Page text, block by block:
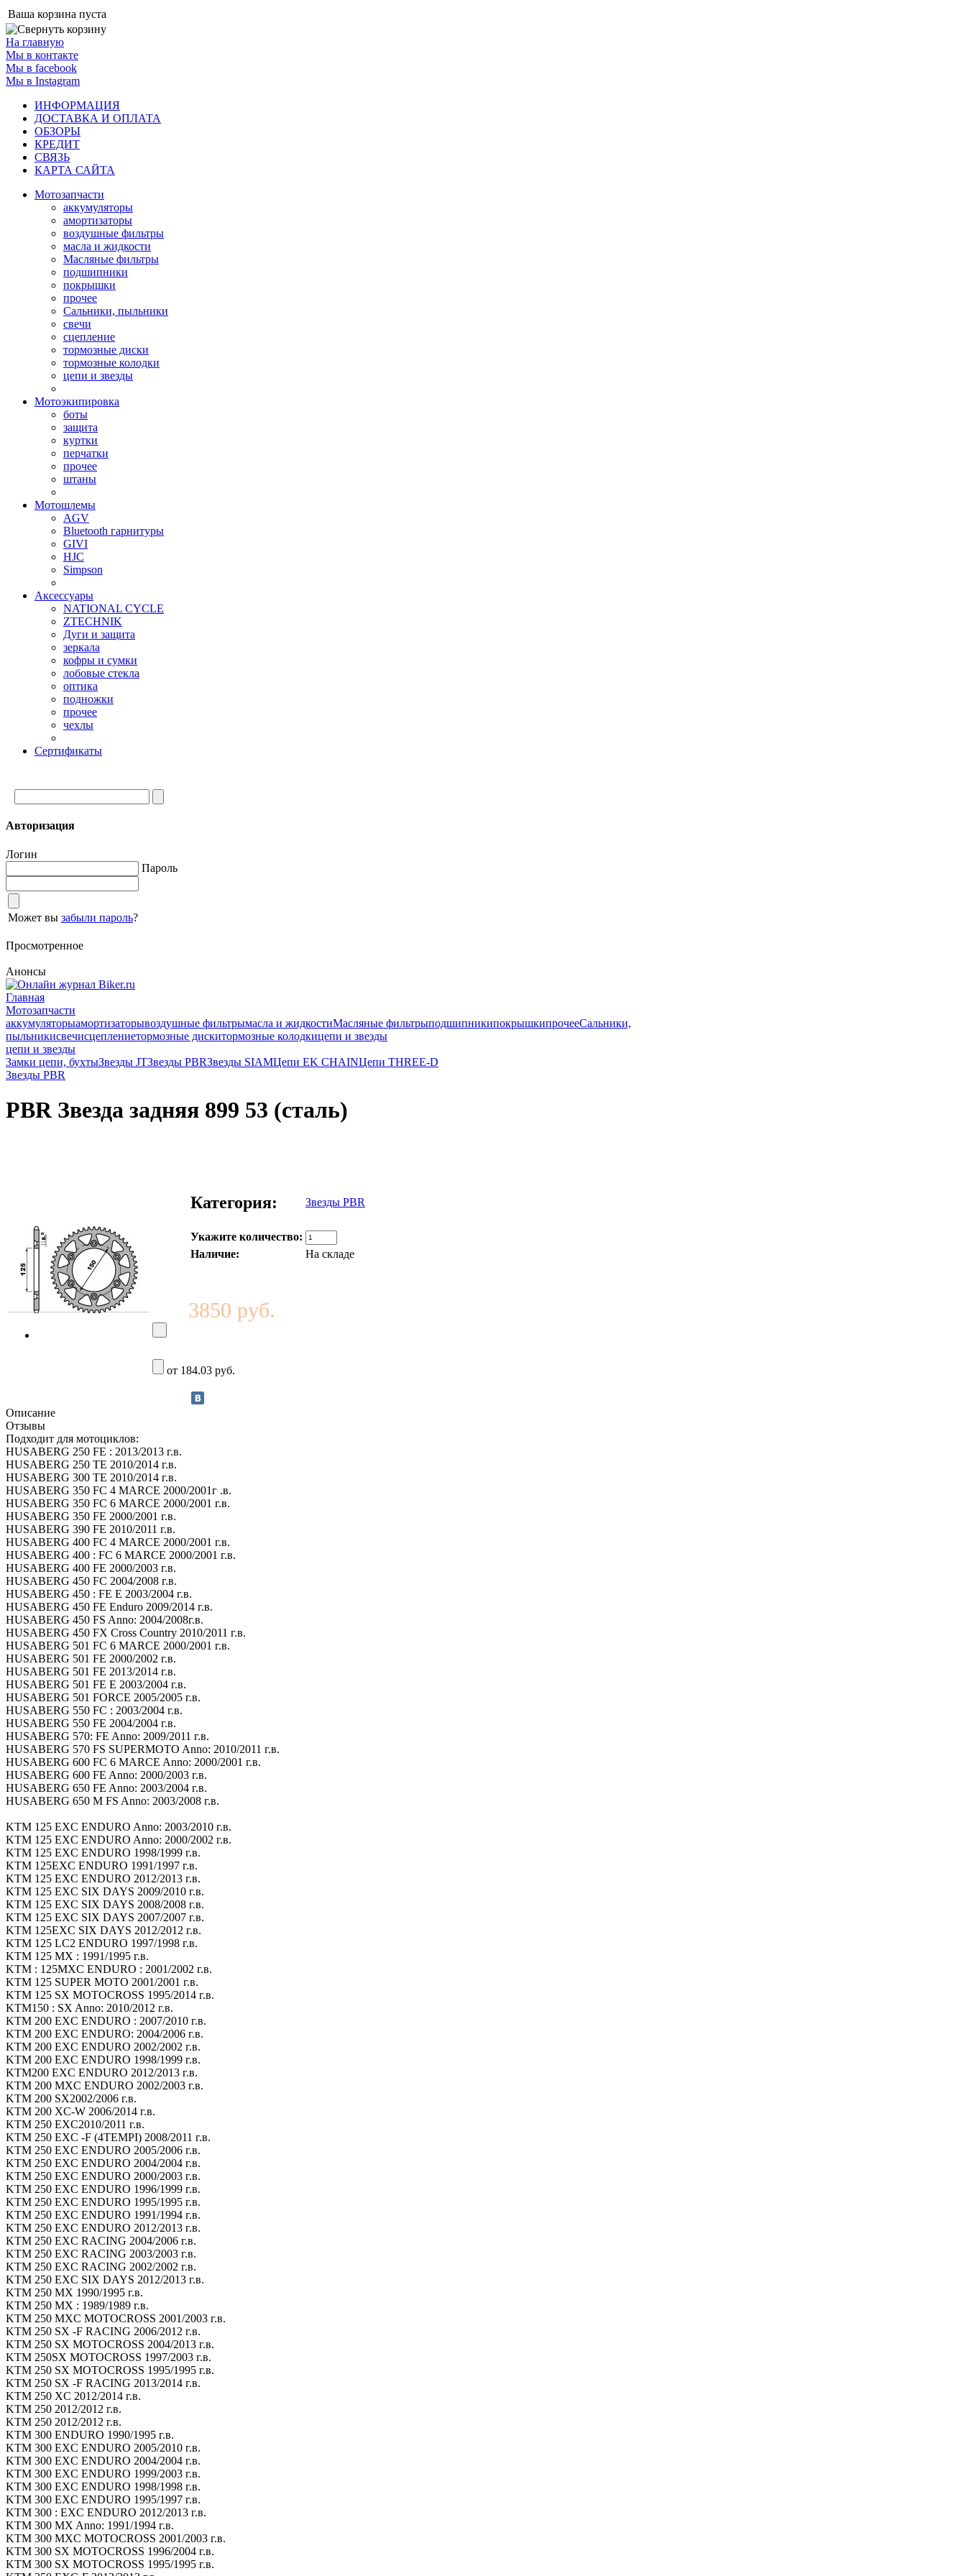
Ваша корзина пуста
На главную
Мы в контакте
Мы в facebook
Мы в Instagram
ИНФОРМАЦИЯ
ДОСТАВКА И ОПЛАТА
ОБЗОРЫ
КРЕДИТ
СВЯЗЬ
КАРТА САЙТА
Мотозапчасти
аккумуляторы
амортизаторы
воздушные фильтры
масла и жидкости
Масляные фильтры
подшипники
покрышки
прочее
Сальники, пыльники
свечи
сцепление
тормозные диски
тормозные колодки
цепи и звезды
Мотоэкипировка
боты
защита
куртки
перчатки
прочее
штаны
Мотошлемы
AGV
Bluetooth гарнитуры
GIVI
HJC
Simpson
Аксессуары
NATIONAL CYCLE
ZTECHNIK
Дуги и защита
зеркала
кофры и сумки
лобовые стекла
оптика
подножки
прочее
чехлы
Сертификаты
Авторизация
Логин
Пароль
Может вы забыли пароль?
Просмотренное
Анонсы
Главная
Мотозапчасти
аккумуляторыамортизаторывоздушные фильтрымасла и жидкостиМасляные фильтрыподшипникипокрышкипрочееСальники,
пыльникисвечисцеплениетормозные дискитормозные колодкицепи и звезды
цепи и звезды
Замки цепи, бухтыЗвезды JTЗвезды PBRЗвезды SIAMЦепи EK CHAINЦепи THREE-D
Звезды PBR
PBR Звезда задняя 899 53 (сталь)
Категория: Звезды PBR
Укажите количество:
Наличие:
На складе
3850 руб.
от 184.03 руб.
Описание
Отзывы
Подходит для мотоциклов:
HUSABERG 250 FE : 2013/2013 г.в.
HUSABERG 250 TE 2010/2014 г.в.
HUSABERG 300 TE 2010/2014 г.в.
HUSABERG 350 FC 4 MARCE 2000/2001г .в.
HUSABERG 350 FC 6 MARCE 2000/2001 г.в.
HUSABERG 350 FE 2000/2001 г.в.
HUSABERG 390 FE 2010/2011 г.в.
HUSABERG 400 FC 4 MARCE 2000/2001 г.в.
HUSABERG 400 : FC 6 MARCE 2000/2001 г.в.
HUSABERG 400 FE 2000/2003 г.в.
HUSABERG 450 FC 2004/2008 г.в.
HUSABERG 450 : FE E 2003/2004 г.в.
HUSABERG 450 FE Enduro 2009/2014 г.в.
HUSABERG 450 FS Anno: 2004/2008г.в.
HUSABERG 450 FX Cross Country 2010/2011 г.в.
HUSABERG 501 FC 6 MARCE 2000/2001 г.в.
HUSABERG 501 FE 2000/2002 г.в.
HUSABERG 501 FE 2013/2014 г.в.
HUSABERG 501 FE E 2003/2004 г.в.
HUSABERG 501 FORCE 2005/2005 г.в.
HUSABERG 550 FC : 2003/2004 г.в.
HUSABERG 550 FE 2004/2004 г.в.
HUSABERG 570: FE Anno: 2009/2011 г.в.
HUSABERG 570 FS SUPERMOTO Anno: 2010/2011 г.в.
HUSABERG 600 FC 6 MARCE Anno: 2000/2001 г.в.
HUSABERG 600 FE Anno: 2000/2003 г.в.
HUSABERG 650 FE Anno: 2003/2004 г.в.
HUSABERG 650 M FS Anno: 2003/2008 г.в.
KTM 125 EXC ENDURO Anno: 2003/2010 г.в.
KTM 125 EXC ENDURO Anno: 2000/2002 г.в.
KTM 125 EXC ENDURO 1998/1999 г.в.
KTM 125EXC ENDURO 1991/1997 г.в.
KTM 125 EXC ENDURO 2012/2013 г.в.
KTM 125 EXC SIX DAYS 2009/2010 г.в.
KTM 125 EXC SIX DAYS 2008/2008 г.в.
KTM 125 EXC SIX DAYS 2007/2007 г.в.
KTM 125EXC SIX DAYS 2012/2012 г.в.
KTM 125 LC2 ENDURO 1997/1998 г.в.
KTM 125 MX : 1991/1995 г.в.
KTM : 125MXC ENDURO : 2001/2002 г.в.
KTM 125 SUPER MOTO 2001/2001 г.в.
KTM 125 SX MOTOCROSS 1995/2014 г.в.
KTM150 : SX Anno: 2010/2012 г.в.
KTM 200 EXC ENDURO : 2007/2010 г.в.
KTM 200 EXC ENDURO: 2004/2006 г.в.
KTM 200 EXC ENDURO 2002/2002 г.в.
KTM 200 EXC ENDURO 1998/1999 г.в.
KTM200 EXC ENDURO 2012/2013 г.в.
KTM 200 MXC ENDURO 2002/2003 г.в.
KTM 200 SX2002/2006 г.в.
KTM 200 XC-W 2006/2014 г.в.
KTM 250 EXC2010/2011 г.в.
KTM 250 EXC -F (4TEMPI) 2008/2011 г.в.
KTM 250 EXC ENDURO 2005/2006 г.в.
KTM 250 EXC ENDURO 2004/2004 г.в.
KTM 250 EXC ENDURO 2000/2003 г.в.
KTM 250 EXC ENDURO 1996/1999 г.в.
KTM 250 EXC ENDURO 1995/1995 г.в.
KTM 250 EXC ENDURO 1991/1994 г.в.
KTM 250 EXC ENDURO 2012/2013 г.в.
KTM 250 EXC RACING 2004/2006 г.в.
KTM 250 EXC RACING 2003/2003 г.в.
KTM 250 EXC RACING 2002/2002 г.в.
KTM 250 EXC SIX DAYS 2012/2013 г.в.
KTM 250 MX 1990/1995 г.в.
KTM 250 MX : 1989/1989 г.в.
KTM 250 MXC MOTOCROSS 2001/2003 г.в.
KTM 250 SX -F RACING 2006/2012 г.в.
KTM 250 SX MOTOCROSS 2004/2013 г.в.
KTM 250SX MOTOCROSS 1997/2003 г.в.
KTM 250 SX MOTOCROSS 1995/1995 г.в.
KTM 250 SX -F RACING 2013/2014 г.в.
KTM 250 XC 2012/2014 г.в.
KTM 250 2012/2012 г.в.
KTM 250 2012/2012 г.в.
KTM 300 ENDURO 1990/1995 г.в.
KTM 300 EXC ENDURO 2005/2010 г.в.
KTM 300 EXC ENDURO 2004/2004 г.в.
KTM 300 EXC ENDURO 1999/2003 г.в.
KTM 300 EXC ENDURO 1998/1998 г.в.
KTM 300 EXC ENDURO 1995/1997 г.в.
KTM 300 : EXC ENDURO 2012/2013 г.в.
KTM 300 MX Anno: 1991/1994 г.в.
KTM 300 MXC MOTOCROSS 2001/2003 г.в.
KTM 300 SX MOTOCROSS 1996/2004 г.в.
KTM 300 SX MOTOCROSS 1995/1995 г.в.